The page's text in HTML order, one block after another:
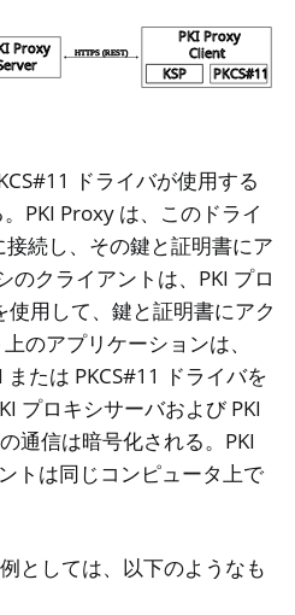
ドライバが使用する
PKI Proxy は、このドライ
続し、その鍵と証明書にア
のクライアントは、PKI プロ
使用して、鍵と証明書にアク
のアプリケーションは、
たは PKCS#11 ドライバを
プロキシサーバおよび PKI
通信は暗号化される。PKI
トは同じコンピュータ上で
としては、以下のようなも